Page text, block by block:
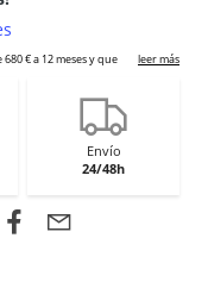
Envío
24/48h